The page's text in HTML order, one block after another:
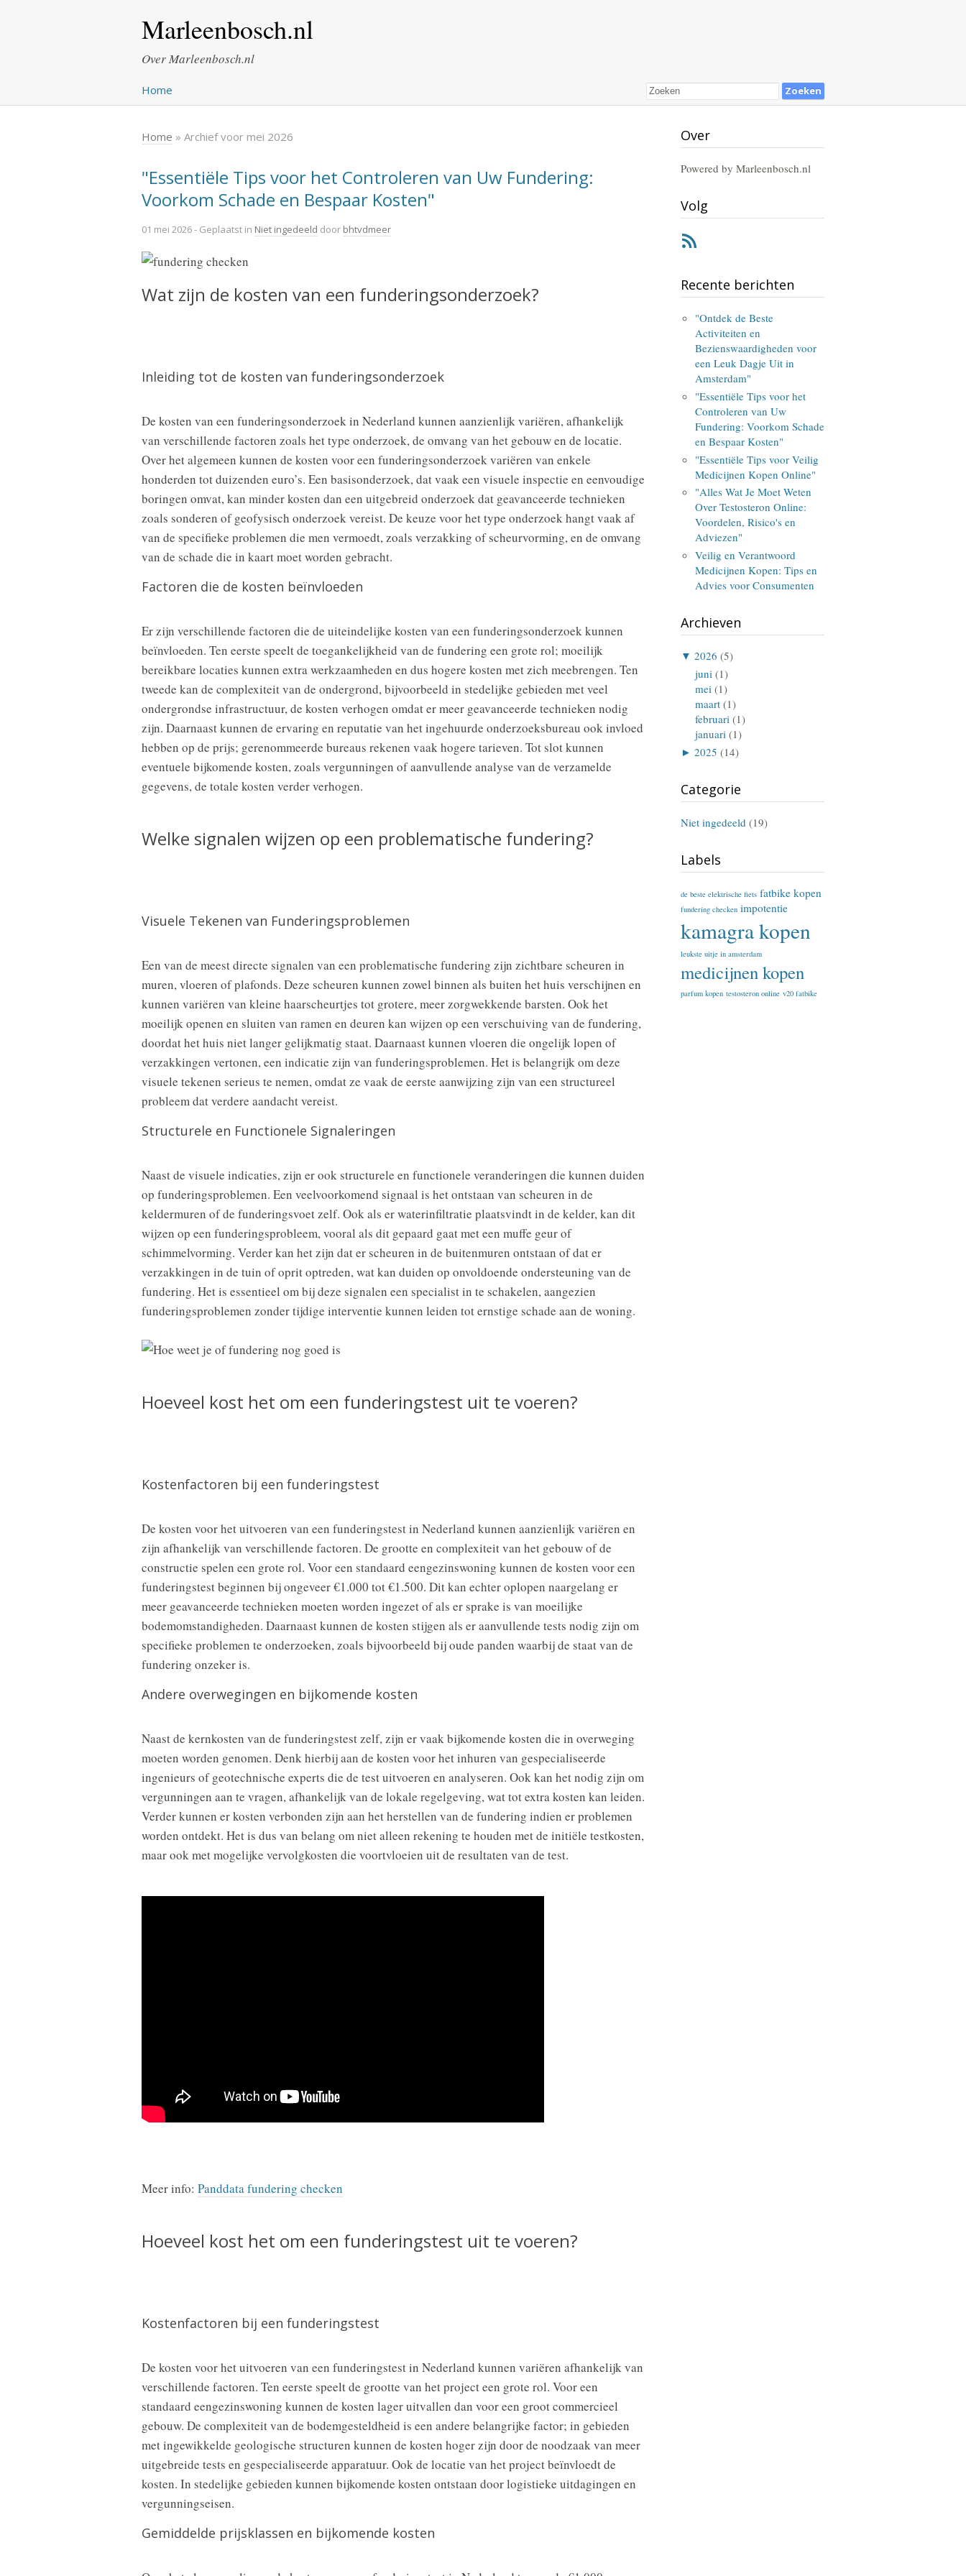
Marleenbosch.nl
Over Marleenbosch.nl
Home
Home » Archief voor mei 2026
"Essentiële Tips voor het Controleren van Uw Fundering:
Voorkom Schade en Bespaar Kosten"
01 mei 2026- Geplaatst in Niet ingedeeld door bhtvdmeer
Wat zijn de kosten van een funderingsonderzoek?
Inleiding tot de kosten van funderingsonderzoek
De kosten van een funderingsonderzoek in Nederland kunnen aanzienlijk variëren, afhankelijk
van verschillende factoren zoals het type onderzoek, de omvang van het gebouw en de locatie.
Over het algemeen kunnen de kosten voor een funderingsonderzoek variëren van enkele
honderden tot duizenden euro’s. Een basisonderzoek, dat vaak een visuele inspectie en eenvoudige
boringen omvat, kan minder kosten dan een uitgebreid onderzoek dat geavanceerde technieken
zoals sonderen of geofysisch onderzoek vereist. De keuze voor het type onderzoek hangt vaak af
van de specifieke problemen die men vermoedt, zoals verzakking of scheurvorming, en de omvang
van de schade die in kaart moet worden gebracht.
Factoren die de kosten beïnvloeden
Er zijn verschillende factoren die de uiteindelijke kosten van een funderingsonderzoek kunnen
beïnvloeden. Ten eerste speelt de toegankelijkheid van de fundering een grote rol; moeilijk
bereikbare locaties kunnen extra werkzaamheden en dus hogere kosten met zich meebrengen. Ten
tweede kan de complexiteit van de ondergrond, bijvoorbeeld in stedelijke gebieden met veel
ondergrondse infrastructuur, de kosten verhogen omdat er meer geavanceerde technieken nodig
zijn. Daarnaast kunnen de ervaring en reputatie van het ingehuurde onderzoeksbureau ook invloed
hebben op de prijs; gerenommeerde bureaus rekenen vaak hogere tarieven. Tot slot kunnen
eventuele bijkomende kosten, zoals vergunningen of aanvullende analyse van de verzamelde
gegevens, de totale kosten verder verhogen.
Welke signalen wijzen op een problematische fundering?
Visuele Tekenen van Funderingsproblemen
Een van de meest directe signalen van een problematische fundering zijn zichtbare scheuren in
muren, vloeren of plafonds. Deze scheuren kunnen zowel binnen als buiten het huis verschijnen en
kunnen variëren van kleine haarscheurtjes tot grotere, meer zorgwekkende barsten. Ook het
moeilijk openen en sluiten van ramen en deuren kan wijzen op een verschuiving van de fundering,
doordat het huis niet langer gelijkmatig staat. Daarnaast kunnen vloeren die ongelijk lopen of
verzakkingen vertonen, een indicatie zijn van funderingsproblemen. Het is belangrijk om deze
visuele tekenen serieus te nemen, omdat ze vaak de eerste aanwijzing zijn van een structureel
probleem dat verdere aandacht vereist.
Structurele en Functionele Signaleringen
Naast de visuele indicaties, zijn er ook structurele en functionele veranderingen die kunnen duiden
op funderingsproblemen. Een veelvoorkomend signaal is het ontstaan van scheuren in de
keldermuren of de funderingsvoet zelf. Ook als er waterinfiltratie plaatsvindt in de kelder, kan dit
wijzen op een funderingsprobleem, vooral als dit gepaard gaat met een muffe geur of
schimmelvorming. Verder kan het zijn dat er scheuren in de buitenmuren ontstaan of dat er
verzakkingen in de tuin of oprit optreden, wat kan duiden op onvoldoende ondersteuning van de
fundering. Het is essentieel om bij deze signalen een specialist in te schakelen, aangezien
funderingsproblemen zonder tijdige interventie kunnen leiden tot ernstige schade aan de woning.
Hoeveel kost het om een funderingstest uit te voeren?
Kostenfactoren bij een funderingstest
De kosten voor het uitvoeren van een funderingstest in Nederland kunnen aanzienlijk variëren en
zijn afhankelijk van verschillende factoren. De grootte en complexiteit van het gebouw of de
constructie spelen een grote rol. Voor een standaard eengezinswoning kunnen de kosten voor een
funderingstest beginnen bij ongeveer €1.000 tot €1.500. Dit kan echter oplopen naargelang er
meer geavanceerde technieken moeten worden ingezet of als er sprake is van moeilijke
bodemomstandigheden. Daarnaast kunnen de kosten stijgen als er aanvullende tests nodig zijn om
specifieke problemen te onderzoeken, zoals bijvoorbeeld bij oude panden waarbij de staat van de
fundering onzeker is.
Andere overwegingen en bijkomende kosten
Naast de kernkosten van de funderingstest zelf, zijn er vaak bijkomende kosten die in overweging
moeten worden genomen. Denk hierbij aan de kosten voor het inhuren van gespecialiseerde
ingenieurs of geotechnische experts die de test uitvoeren en analyseren. Ook kan het nodig zijn om
vergunningen aan te vragen, afhankelijk van de lokale regelgeving, wat tot extra kosten kan leiden.
Verder kunnen er kosten verbonden zijn aan het herstellen van de fundering indien er problemen
worden ontdekt. Het is dus van belang om niet alleen rekening te houden met de initiële testkosten,
maar ook met mogelijke vervolgkosten die voortvloeien uit de resultaten van de test.
Meer info: Panddata fundering checken
Hoeveel kost het om een funderingstest uit te voeren?
Kostenfactoren bij een funderingstest
De kosten voor het uitvoeren van een funderingstest in Nederland kunnen variëren afhankelijk van
verschillende factoren. Ten eerste speelt de grootte van het project een grote rol. Voor een
standaard eengezinswoning kunnen de kosten lager uitvallen dan voor een groot commercieel
gebouw. De complexiteit van de bodemgesteldheid is een andere belangrijke factor; in gebieden
met ingewikkelde geologische structuren kunnen de kosten hoger zijn door de noodzaak van meer
uitgebreide tests en gespecialiseerde apparatuur. Ook de locatie van het project beïnvloedt de
kosten. In stedelijke gebieden kunnen bijkomende kosten ontstaan door logistieke uitdagingen en
vergunningseisen.
Gemiddelde prijsklassen en bijkomende kosten
Over
Powered by Marleenbosch.nl
Volg
Recente berichten
"Ontdek de Beste
Activiteiten en
Bezienswaardigheden voor
een Leuk Dagje Uit in
Amsterdam"
"Essentiële Tips voor het
Controleren van Uw
Fundering: Voorkom Schade
en Bespaar Kosten"
"Essentiële Tips voor Veilig
Medicijnen Kopen Online"
"Alles Wat Je Moet Weten
Over Testosteron Online:
Voordelen, Risico's en
Adviezen"
Veilig en Verantwoord
Medicijnen Kopen: Tips en
Advies voor Consumenten
Archieven
▼ 2026 (5)
juni (1)
mei (1)
maart (1)
februari (1)
januari (1)
► 2025 (14)
Categorie
Niet ingedeeld (19)
Labels
de beste elektrische fiets fatbike kopen
fundering checken impotentie
kamagra kopen
leukste uitje in amsterdam
medicijnen kopen
parfum kopen testosteron online v20 fatbike